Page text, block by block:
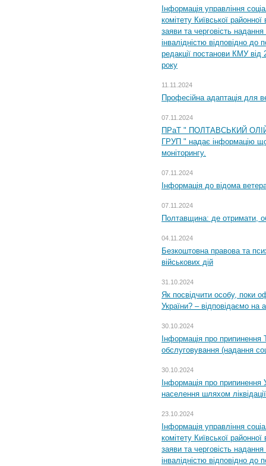
Інформація управління
комітету Київської
заяви та черговість надання
інвалідністю відповідно
редакції постанови КМУ
року
11.11.2024
Професійна адаптація для
07.11.2024
ПРаТ " ПОЛТАВСЬКИЙ
ГРУП " надає інформацію
моніторингу.
07.11.2024
Інформація до відома
07.11.2024
Полтавщина: де отримати,
04.11.2024
Безкоштовна правова та
військових дій
31.10.2024
Як посвідчити особу, поки
України? – відповідаємо на
30.10.2024
Інформація про припинення
обслуговування (надання
30.10.2024
Інформація про припинення
населення шляхом ліквідації
23.10.2024
Інформація управління
комітету Київської
заяви та черговість надання
інвалідністю відповідно